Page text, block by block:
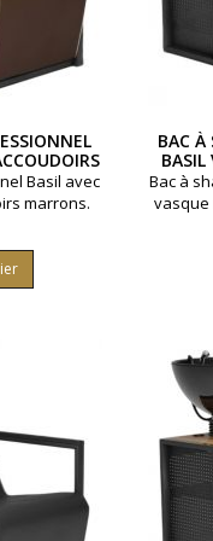
Basil avec
marrons.
coiffure
tout en
avec
gestion du
BAC À
BASIL
Bac à
vasque
de
le
au